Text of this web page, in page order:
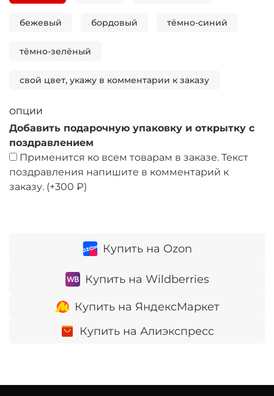
Купить на Ozon
Купить на Wildberries
Купить на ЯндексМаркет
Купить на Алиэкспресс
бежевый бордовый тёмно-синий
тёмно-зелёный
свой цвет, укажу в комментарии к заказу
ОПЦИИ
Добавить подарочную упаковку и открытку с
поздравлением
Применится ко всем товарам в заказе. Текст
поздравления напишите в комментарий к
заказу. (+300 ₽)